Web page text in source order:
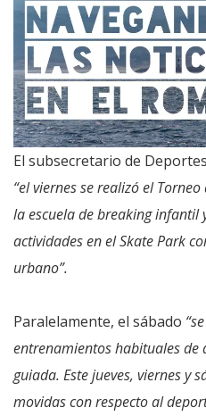
El subsecretario de
“el viernes se realizó el
la escuela de breaking infantil
actividades en el Skate Park
urbano”.
Paralelamente, el sábado
entrenamientos habituales de
guiada. Este jueves, viernes y
movidas con respecto al